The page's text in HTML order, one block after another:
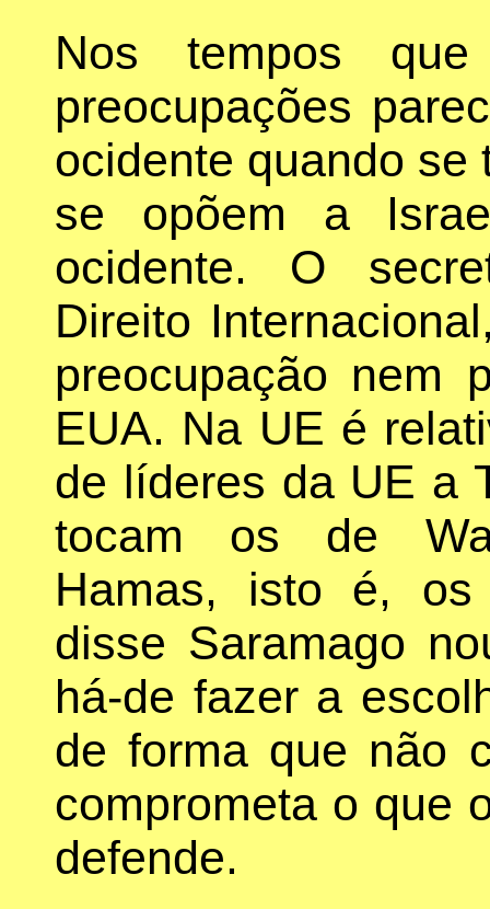
Nos tempos
preocupações
ocidente quando se
se opõem a
ocidente. O
Direito
preocupação nem
EUA. Na UE é
de líderes da UE a
tocam os de
Hamas, isto é, os
disse Saramago
há-de fazer a
de forma que não
comprometa o que
defende.